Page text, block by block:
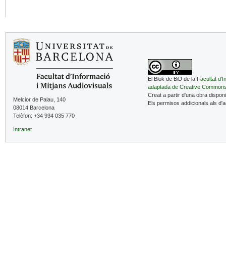
Melcior de Palau, 140
08014 Barcelona
Telèfon: +34 934 035 770
Intranet
El Blok de BiD de la Facultat
adaptada de Creative
Creat a partir d'una obra
Els permisos addicionals als